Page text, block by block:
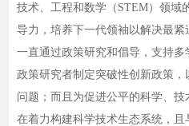
技术、工程和数学（STEM）领域
导力，培养下一代领袖以解决最
一直通过政策研究和倡导，支持
政策研究者制定突破性创新政策
问题；而且为促进公平的科学、
在着力构建科学技术生态系统，